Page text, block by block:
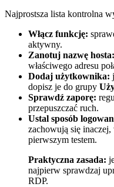
Najprostsza lista kontrolna
Włącz funkcję:
aktywny.
Zanotuj nazwę hosta:
właściwego adresu
Dodaj użytkownika:
dopisz je do grupy
Sprawdź zaporę:
przepuszczać ruch.
Ustal sposób
zachowują się
pierwszym testem.
Praktyczna zasada:
najpierw sprawdzaj
RDP.